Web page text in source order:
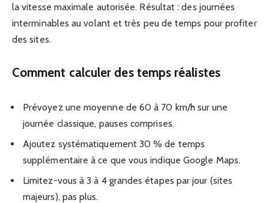
la vitesse maximale autorisée. Résultat : des journées
interminables au volant et très peu de temps pour profiter
des sites.
Comment calculer des temps réalistes
Prévoyez une moyenne de 60 à 70 km/h sur une
journée classique, pauses comprises.
Ajoutez systématiquement 30 % de temps
supplémentaire à ce que vous indique Google Maps.
Limitez-vous à 3 à 4 grandes étapes par jour (sites
majeurs), pas plus.